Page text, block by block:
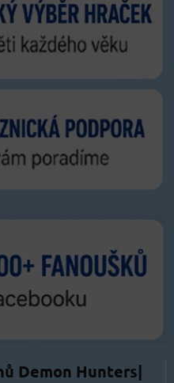
Demon Hunters|